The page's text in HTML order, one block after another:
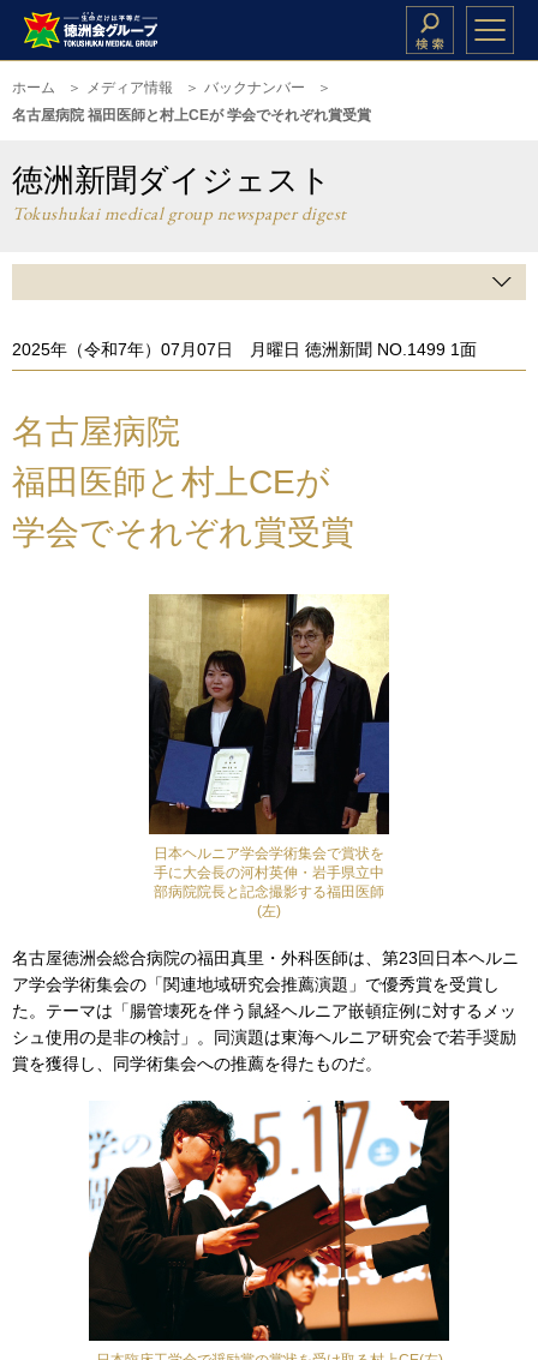
ホーム メディア情報
バックナンバー
名古屋病院 福田医師と村上CEが 学会でそれぞれ賞受賞
徳洲新聞ダイジェスト
Tokushukai medical group newspaper digest
2025年（令和7年）07月07日 月曜日 徳洲新聞 NO.1499 1面
名古屋病院
福田医師と村上CEが
学会でそれぞれ賞受賞
日本ヘルニア学会学術集会で賞状を
手に大会長の河村英伸・岩手県立中
部病院院長と記念撮影する福田医師
(左)
名古屋徳洲会総合病院の福田真里・外科医師は、第23回日本ヘルニ
ア学会学術集会の「関連地域研究会推薦演題」で優秀賞を受賞し
た。テーマは「腸管壊死を伴う鼠経ヘルニア嵌頓症例に対するメッ
シュ使用の是非の検討」。同演題は東海ヘルニア研究会で若手奨励
賞を獲得し、同学術集会への推薦を得たものだ。